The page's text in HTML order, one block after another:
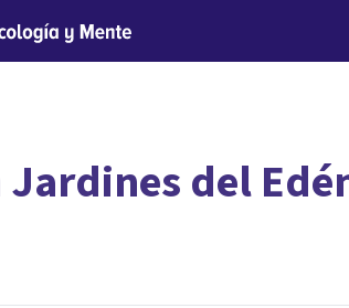
adecuado? del